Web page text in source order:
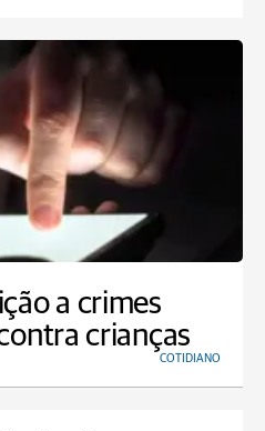
a crimes
crianças
COTIDIANO